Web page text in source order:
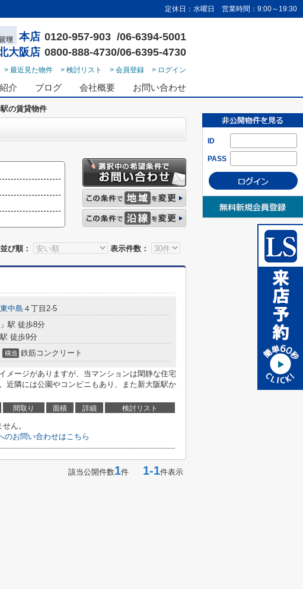
定休日：水曜日 営業時間：9:00～19:30
本店 0120-957-903 /06-6394-5001
大阪店 0800-888-4730/06-6395-4730
> 最近見た物件 > 検討リスト > 会員登録 > ログイン
介 ブログ 会社概要 お問い合わせ
ID
PASS
の賃貸物件
並び順： 表示件数：
東中島 ４丁目2-5
」駅 徒歩8分
駅 徒歩9分
構造 鉄筋コンクリート
メージがありますが、当マンションは閑静な住宅
近隣には公園やコンビニもあり、また新大阪駅か
間取り 面積 詳細 検討リスト
ん。
のお問い合わせはこちら
該当公開件数1件 1-1件表示